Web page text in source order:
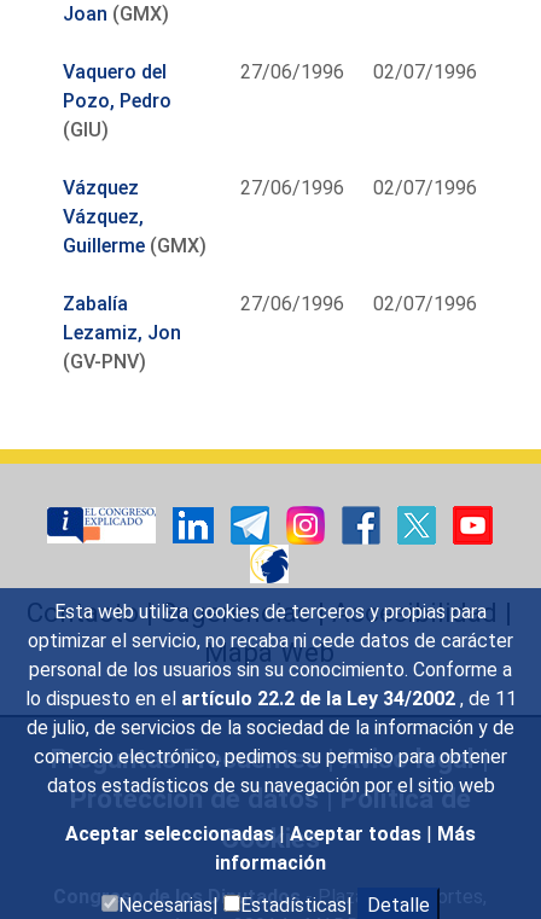
Esta web utiliza cookies de terceros y propias para
optimizar el servicio, no recaba ni cede datos de carácter
personal de los usuarios sin su conocimiento. Conforme a
lo dispuesto en el artículo 22.2 de la Ley 34/2002 , de 11
de julio, de servicios de la sociedad de la información y de
comercio electrónico, pedimos su permiso para obtener
datos estadísticos de su navegación por el sitio web
Aceptar seleccionadas | Aceptar todas | Más
información
Necesarias|
Estadísticas| Detalle
Joan (GMX)
Vaquero del
Pozo, Pedro
(GIU)
27/06/1996 02/07/1996
Vázquez
Vázquez,
Guillerme (GMX)
27/06/1996 02/07/1996
Zabalía
Lezamiz, Jon
(GV-PNV)
27/06/1996 02/07/1996
Contacto|Sugerencias|Accesibilidad |
Mapa Web
Preguntas Frecuentes|Aviso legal|
Protección de datos|Política de
Cookies
Congreso de los Diputados- Plaza de las Cortes,